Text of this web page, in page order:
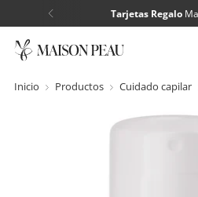
Envío Gratisa
Inicio Productos Cuidado capilar